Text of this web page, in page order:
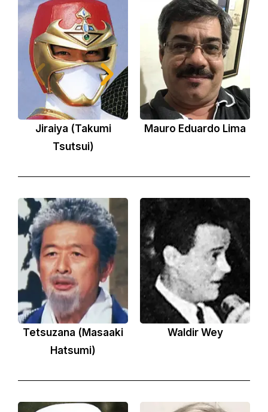
Jiraiya (Takumi
Tsutsui)
Mauro Eduardo Lima
Tetsuzana (Masaaki
Hatsumi)
Waldir Wey